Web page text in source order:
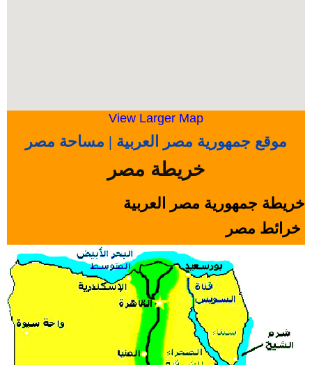
View Larger Map
موقع جمهورية مصر العربية | مساحة مصر
خريطة مصر
خريطة جمهورية مصر العربية
خرائط مصر